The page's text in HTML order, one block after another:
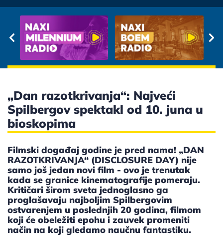
„Dan razotkrivanja“: Najveći
Spilbergov spektakl od 10. juna u
bioskopima
Filmski događaj godine je pred nama! „DAN
RAZOTKRIVANJA“ (DISCLOSURE DAY) nije
samo još jedan novi film - ovo je trenutak
kada se granice kinematografije pomeraju.
Kritičari širom sveta jednoglasno ga
proglašavaju najboljim Spilbergovim
ostvarenjem u poslednjih 20 godina, filmom
koji će obeležiti epohu i zauvek promeniti
način na koji gledamo naučnu fantastiku.